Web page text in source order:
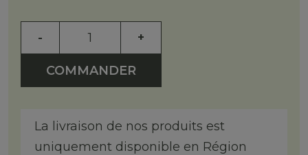
- +
COMMANDER
La livraison de nos produits est
uniquement disponible en Région